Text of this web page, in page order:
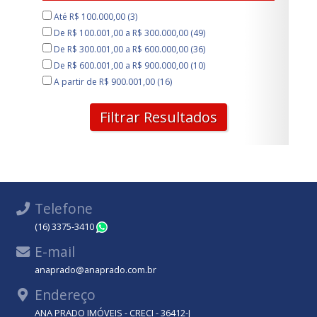
Parque Paraíso (1)
Parque Santa Felícia Jardim (1)
Parque Santa Mônica (1)
Parque São José (1)
Parque dos Timburis (1)
Recreio São Judas Tadeu (1)
Residencial Arcoville (1)
Residencial Samambaia (1)
Vila Alpes (1)
Vila Boa Vista (10)
Vila Boa Vista 1 (2)
Vila Izabel (1)
Vila Monte Carlo (1)
Vila Morumbi (1)
Até R$ 100.000,00 (3)
De R$ 100.001,00 a R$ 300.000,00 (49)
De R$ 300.001,00 a R$ 600.000,00 (36)
De R$ 600.001,00 a R$ 900.000,00 (10)
A partir de R$ 900.001,00 (16)
Filtrar Resultados
Telefone
(16) 3375-3410
E-mail
anaprado@anaprado.com.br
Endereço
ANA PRADO IMÓVEIS - CRECI - 36412-J